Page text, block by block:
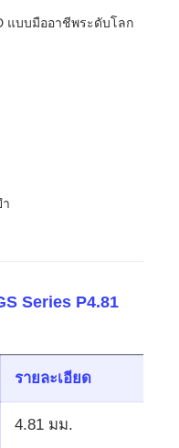
แบบมืออาชีพระดับโลก
Series P4.81
รายละเอียด
4.81 มม.